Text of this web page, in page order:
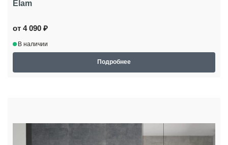
Elam
от 4 090 ₽
В наличии
Подробнее